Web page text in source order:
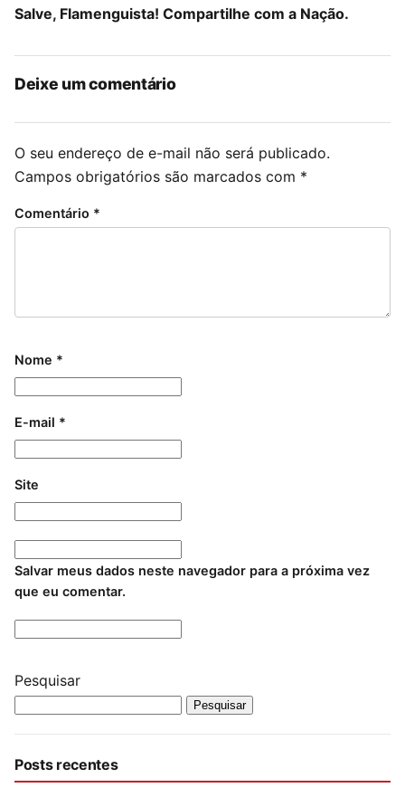
Salve, Flamenguista! Compartilhe com a Nação.
Deixe um comentário
O seu endereço de e-mail não será publicado.
Campos obrigatórios são marcados com *
Comentário *
Nome *
E-mail *
Site
Salvar meus dados neste navegador para a próxima vez
que eu comentar.
Pesquisar
Pesquisar
Posts recentes